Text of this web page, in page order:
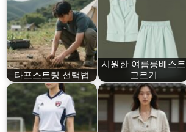
타프스트링 선택법
시원한 여름롱베스트
고르기